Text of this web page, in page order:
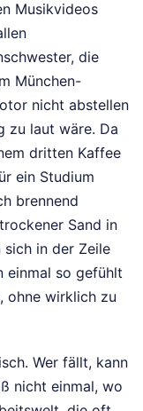
Musikvideos
die
München-
nicht abstellen
zu laut wäre. Da
dritten Kaffee
ein Studium
brennend
Sand in
sich in der Zeile
einmal so gefühlt
ohne wirklich zu
Wer fällt, kann
nicht einmal, wo